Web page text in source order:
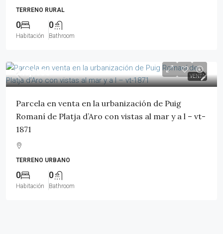
TERRENO RURAL
0
Habitación
0
Bathroom
VENTA
249,000€
Parcela en venta en la urbanización de Puig
Romaní de Platja d’Aro con vistas al mar y a l – vt-
1871
TERRENO URBANO
0
Habitación
0
Bathroom